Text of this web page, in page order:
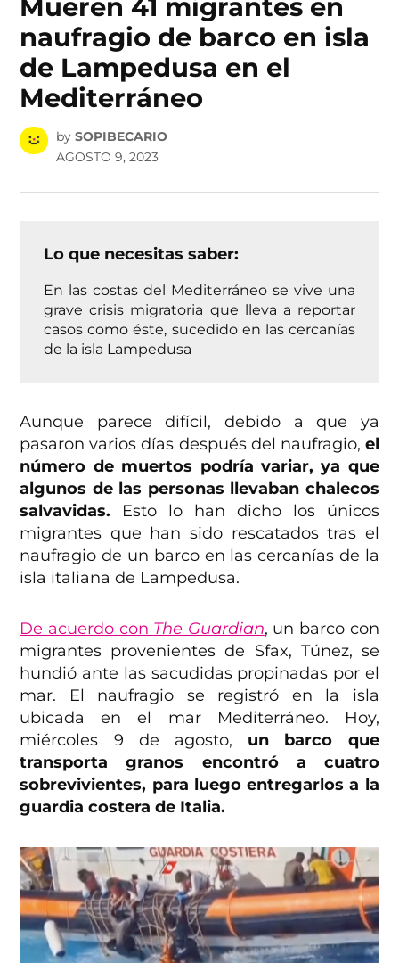
Mueren 41 migrantes en
naufragio de barco en isla
de Lampedusa en el
Mediterráneo
by SOPIBECARIO
AGOSTO 9, 2023
Lo que necesitas saber:
En las costas del Mediterráneo se vive una
grave crisis migratoria que lleva a reportar
casos como éste, sucedido en las cercanías
de la isla Lampedusa
Aunque parece difícil, debido a que ya
pasaron varios días después del naufragio, el
número de muertos podría variar, ya que
algunos de las personas llevaban chalecos
salvavidas. Esto lo han dicho los únicos
migrantes que han sido rescatados tras el
naufragio de un barco en las cercanías de la
isla italiana de Lampedusa.
De acuerdo con The Guardian, un barco con
migrantes provenientes de Sfax, Túnez, se
hundió ante las sacudidas propinadas por el
mar. El naufragio se registró en la isla
ubicada en el mar Mediterráneo. Hoy,
miércoles 9 de agosto, un barco que
transporta granos encontró a cuatro
sobrevivientes, para luego entregarlos a la
guardia costera de Italia.